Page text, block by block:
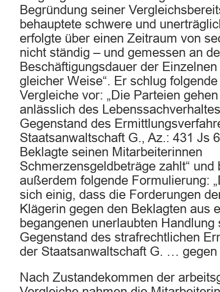
Begründung seiner
behauptete schwere und
erfolgte über einen Zeitraum von
nicht ständig – und gemessen an
Beschäftigungsdauer der
gleicher Weise“. Er schlug
Vergleiche vor: „Die Parteien
anlässlich des
Gegenstand des
Staatsanwaltschaft G., Az.: 431 Js
Beklagte seinen Mitarbeiterinnen
Schmerzensgeldbeträge zahlt“ und
außerdem folgende Formulierung:
sich einig, dass die Forderungen
Klägerin gegen den Beklagten aus
begangenen unerlaubten
Gegenstand des strafrechtlichen
der Staatsanwaltschaft G. … gegen
Nach Zustandekommen der